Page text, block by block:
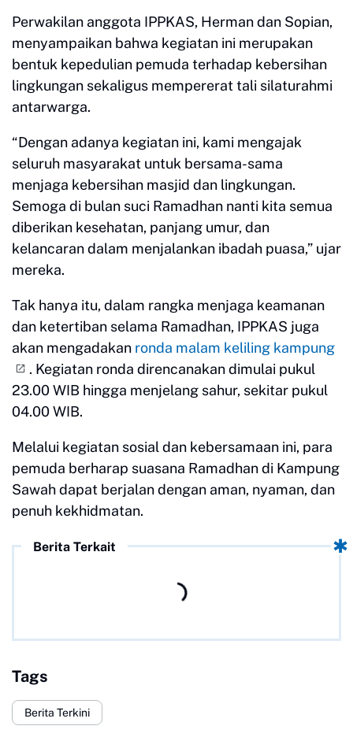
Perwakilan anggota IPPKAS, Herman dan Sopian,
menyampaikan bahwa kegiatan ini merupakan
bentuk kepedulian pemuda terhadap kebersihan
lingkungan sekaligus mempererat tali silaturahmi
antarwarga.
“Dengan adanya kegiatan ini, kami mengajak
seluruh masyarakat untuk bersama-sama
menjaga kebersihan masjid dan lingkungan.
Semoga di bulan suci Ramadhan nanti kita semua
diberikan kesehatan, panjang umur, dan
kelancaran dalam menjalankan ibadah puasa,” ujar
mereka.
Tak hanya itu, dalam rangka menjaga keamanan
dan ketertiban selama Ramadhan, IPPKAS juga
akan mengadakan ronda malam keliling kampung
. Kegiatan ronda direncanakan dimulai pukul
23.00 WIB hingga menjelang sahur, sekitar pukul
04.00 WIB.
Melalui kegiatan sosial dan kebersamaan ini, para
pemuda berharap suasana Ramadhan di Kampung
Sawah dapat berjalan dengan aman, nyaman, dan
penuh kekhidmatan.
Berita Terkait
Tags
Berita Terkini